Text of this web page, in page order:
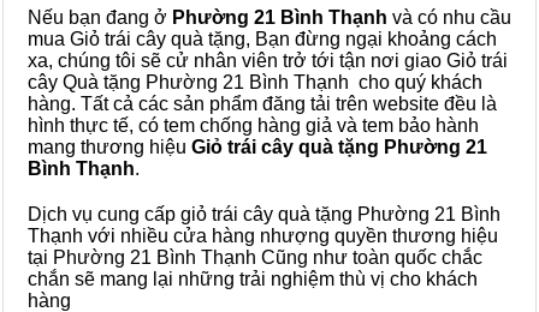
Nếu bạn đang ở Phường 21 Bình Thạnh và có nhu cầu
mua Giỏ trái cây quà tặng, Bạn đừng ngại khoảng cách
xa, chúng tôi sẽ cử nhân viên trở tới tận nơi giao Giỏ trái
cây Quà tặng Phường 21 Bình Thạnh cho quý khách
hàng. Tất cả các sản phẩm đăng tải trên website đều là
hình thực tế, có tem chống hàng giả và tem bảo hành
mang thương hiệu Giỏ trái cây quà tặng Phường 21
Bình Thạnh.
Dịch vụ cung cấp giỏ trái cây quà tặng Phường 21 Bình
Thạnh với nhiều cửa hàng nhượng quyền thương hiệu
tại Phường 21 Bình Thạnh Cũng như toàn quốc chắc
chắn sẽ mang lại những trải nghiệm thù vị cho khách
hàng